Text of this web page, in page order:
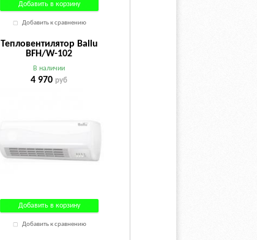
Добавить в корзину
Добавить к сравнению
Тепловентилятор Ballu
BFH/W-102
В наличии
4 970 руб
Добавить в корзину
Добавить к сравнению